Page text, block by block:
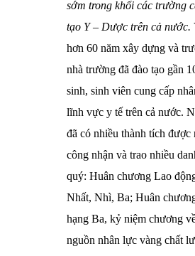
sớm trong khối các trường
tạo Y – Dược trên cả nước.
hơn 60 năm xây dựng và
nhà trường đã đào tạo gần
sinh, sinh viên cung cấp
lĩnh vực y tế trên cả nước.
đã có nhiều thành tích được
công nhận và trao nhiều
quý: Huân chương Lao
Nhất, Nhì, Ba; Huân
hạng Ba, kỷ niệm chương
nguồn nhân lực vàng chất